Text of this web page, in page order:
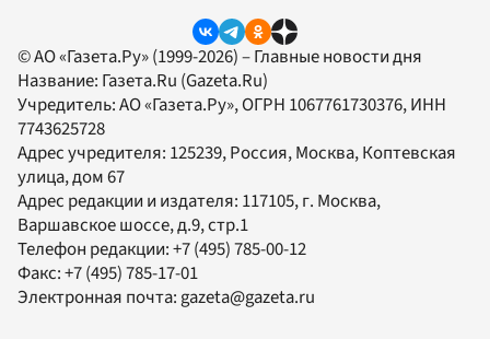
© АО «Газета.Ру» (1999-2026) – Главные новости дня
Название: Газета.Ru (Gazeta.Ru)
Учредитель:АО «Газета.Ру», ОГРН 1067761730376, ИНН
7743625728
Адрес учредителя: 125239, Россия, Москва, Коптевская
улица, дом 67
Адрес редакции и издателя: 117105, г. Москва,
Варшавское шоссе, д.9, стр.1
Телефон редакции:+7 (495) 785-00-12
Факс:+7 (495) 785-17-01
Электронная почта:gazeta@gazeta.ru